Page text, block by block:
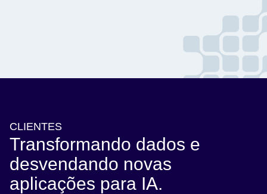
CLIENTES
Transformando dados e
desvendando novas
aplicações para IA.